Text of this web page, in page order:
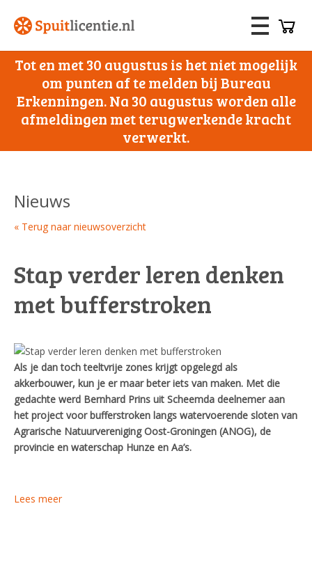
Tot en met 30 augustus is het niet mogelijk
om punten af te melden bij Bureau
Erkenningen. Na 30 augustus worden alle
afmeldingen met terugwerkende kracht
verwerkt.
Nieuws
« Terug naar nieuwsoverzicht
Stap verder leren denken
met bufferstroken
Als je dan toch teeltvrije zones krijgt opgelegd als
akkerbouwer, kun je er maar beter iets van maken. Met die
gedachte werd Bernhard Prins uit Scheemda deelnemer aan
het project voor bufferstroken langs watervoerende sloten van
Agrarische Natuurvereniging Oost-Groningen (ANOG), de
provincie en waterschap Hunze en Aa’s.
Lees meer